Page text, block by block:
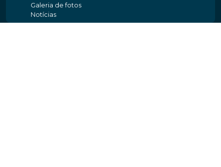
Galeria de fotos
Notícias